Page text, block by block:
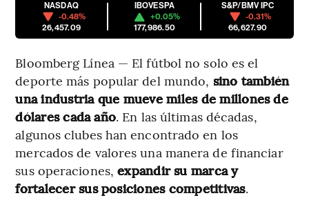
NASDAQ
-0.48%
26,457.09
IBOVESPA
+0.05%
177,986.50
S&P/BMV IPC
-0.31%
66,627.90
Bloomberg Línea — El fútbol no solo es el
deporte más popular del mundo, sino también
una industria que mueve miles de millones de
dólares cada año. En las últimas décadas,
algunos clubes han encontrado en los
mercados de valores una manera de financiar
sus operaciones,expandir su marca y
fortalecer sus posiciones competitivas.